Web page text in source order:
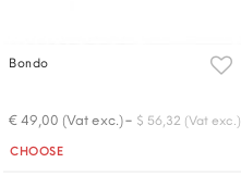
Bondo
€ 49,00 (Vat exc.)- $ 56,32 (Vat exc.)
Quantity
CHOOSE